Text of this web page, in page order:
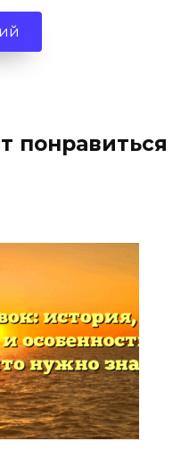
понравиться